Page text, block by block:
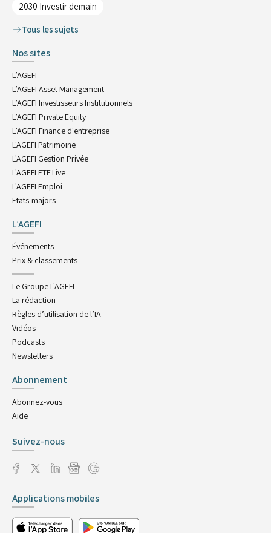
2030 Investir demain
Tous les sujets
Nos sites
L’AGEFI
L’AGEFI Asset Management
L’AGEFI Investisseurs Institutionnels
L’AGEFI Private Equity
L’AGEFI Finance d'entreprise
L'AGEFI Patrimoine
L'AGEFI Gestion Privée
L'AGEFI ETF Live
L'AGEFI Emploi
Etats-majors
L’AGEFI
Événements
Prix & classements
Le Groupe L'AGEFI
La rédaction
Règles d’utilisation de l’IA
Vidéos
Podcasts
Newsletters
Abonnement
Abonnez-vous
Aide
Suivez-nous
Applications mobiles